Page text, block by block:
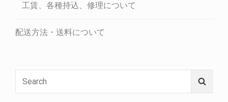
工賃、各種持込、修理について
配送方法・送料について